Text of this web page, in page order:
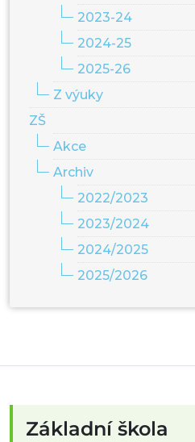
2023-24
2024-25
2025-26
Z výuky
ZŠ
Akce
Archiv
2022/2023
2023/2024
2024/2025
2025/2026
Základní škola